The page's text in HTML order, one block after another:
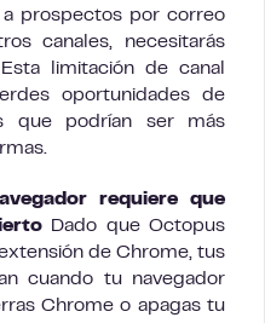
prospectos por correo
canales, necesitarás
limitación de canal
oportunidades de
que podrían ser más
requiere que
Dado que Octopus
de Chrome, tus
cuando tu navegador
Chrome o apagas tu